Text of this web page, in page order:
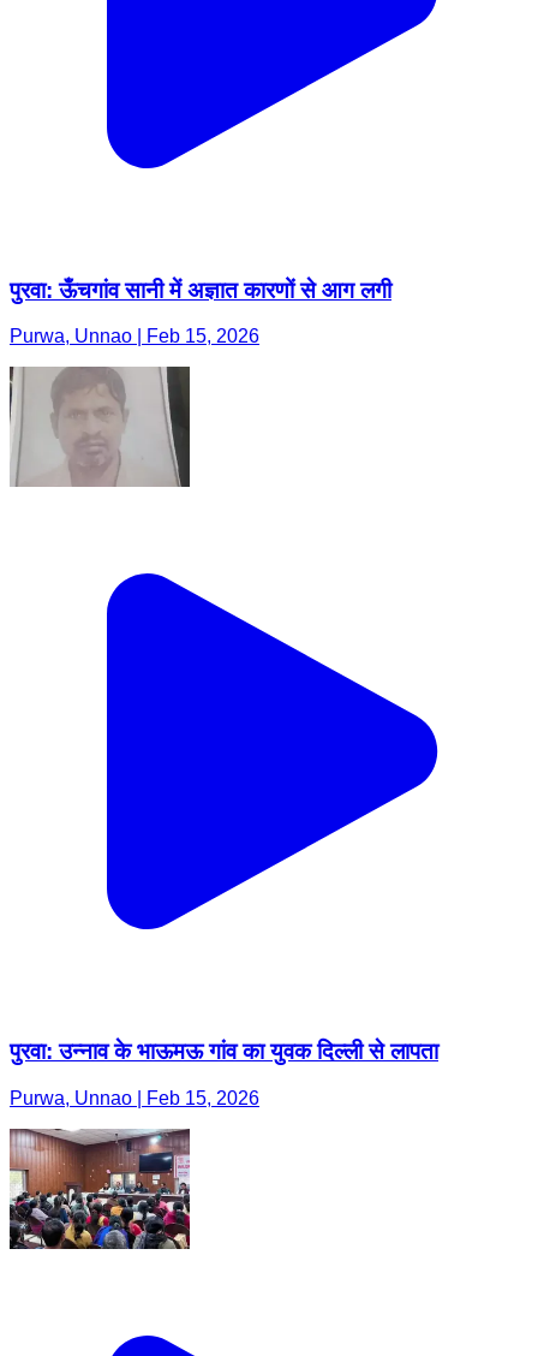
पुरवा: ऊँचगांव सानी में अज्ञात कारणों से आग लगी
Purwa, Unnao | Feb 15, 2026
पुरवा: उन्नाव के भाऊमऊ गांव का युवक दिल्ली से लापता
Purwa, Unnao | Feb 15, 2026